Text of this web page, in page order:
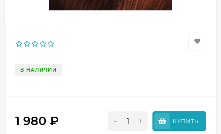
В НАЛИЧИИ
1 980 ₽ - + КУПИТЬ